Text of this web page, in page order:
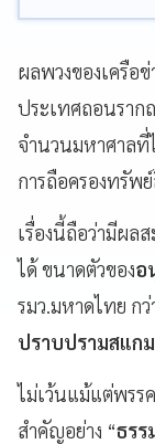
ผลพวงของเครือข่
ประเทศถอนราก
จำนวนมหาศาลที่
การถือครองทรัพ
เรื่องนี้ถือว่ามีผล
ได้ ขนาดตัวของอ
รมว.มหาดไทย กว่
ปราบปรามสแก
ไม่เว้นแม้แต่พรร
สำคัญอย่าง “ธรร